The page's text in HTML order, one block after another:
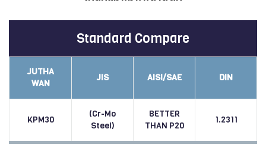
Standard Compare
JUTHA
WAN
JIS AISI/SAE DIN
KPM30
(Cr-Mo
Steel)
BETTER
THAN P20
1.2311